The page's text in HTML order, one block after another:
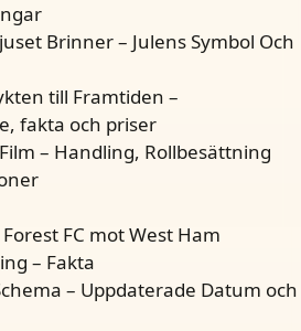
Brinner – Julens Symbol Och
till Framtiden –
fakta och priser
– Handling, Rollbesättning
FC mot West Ham
– Fakta
– Uppdaterade Datum och